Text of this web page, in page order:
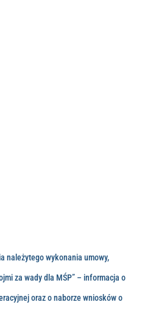
należytego wykonania umowy,
za wady dla MŚP” – informacja o
oraz o naborze wniosków o